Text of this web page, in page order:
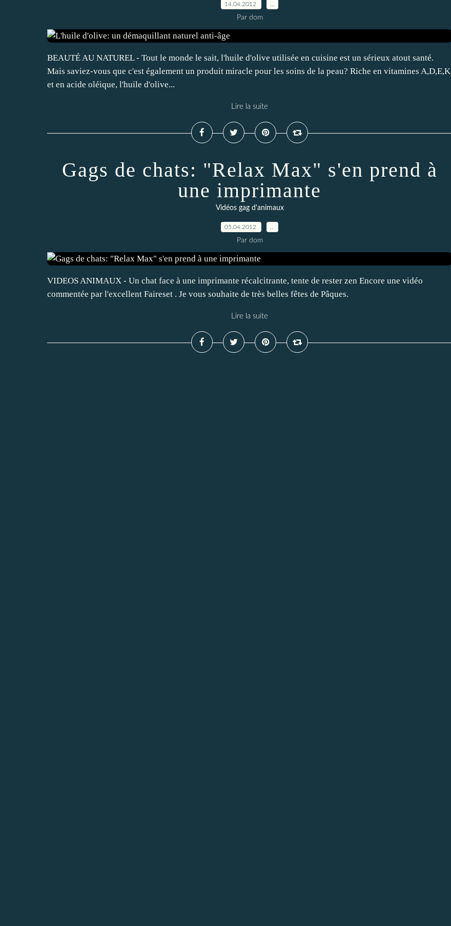
14.04.2012
Par dom
BEAUTÉ AU NATUREL - Tout le monde le sait, l'huile d'olive utilisée en cuisine est un sérieux atout santé.
Mais saviez-vous que c'est également un produit miracle pour les soins de la peau? Riche en vitamines A,D,E,K
et en acide oléique, l'huile d'olive...
Lire la suite
Gags de chats: "Relax Max" s'en prend à
une imprimante
Vidéos gag d'animaux
05.04.2012
Par dom
VIDEOS ANIMAUX - Un chat face à une imprimante récalcitrante, tente de rester zen Encore une vidéo
commentée par l'excellent Faireset . Je vous souhaite de très belles fêtes de Pâques.
Lire la suite